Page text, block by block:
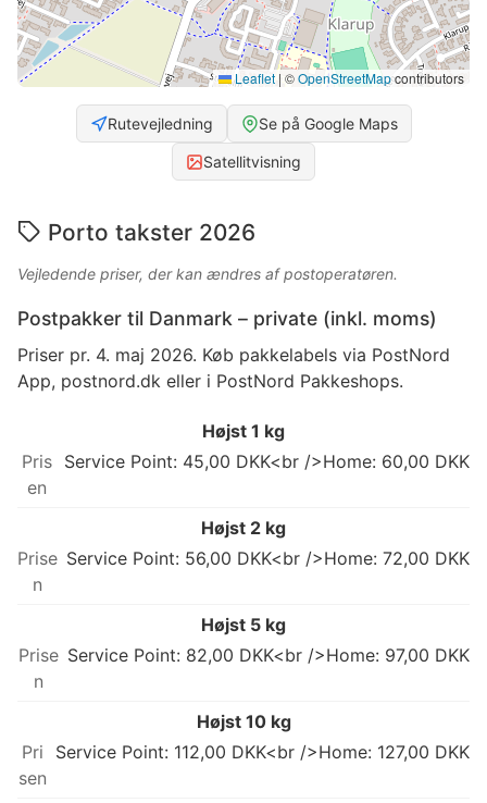
Leaflet | ©OpenStreetMapcontributors
Rutevejledning Se på Google Maps
Satellitvisning
Porto takster 2026
Vejledende priser, der kan ændres af postoperatøren.
Postpakker til Danmark – private (inkl. moms)
Priser pr. 4. maj 2026. Køb pakkelabels via PostNord
App, postnord.dk eller i PostNord Pakkeshops.
Højst 1 kg
Service Point: 45,00 DKK<br />Home: 60,00 DKK
Højst 2 kg
Service Point: 56,00 DKK<br />Home: 72,00 DKK
Højst 5 kg
Service Point: 82,00 DKK<br />Home: 97,00 DKK
Højst 10 kg
Service Point: 112,00 DKK<br />Home: 127,00 DKK